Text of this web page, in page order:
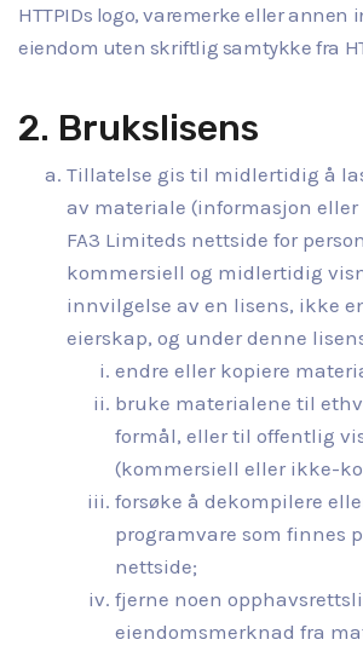
HTTPIDs logo, varemerke eller annen
eiendom uten skriftlig samtykke fra
2. Brukslisens
Tillatelse gis til midlertidig å
av materiale (informasjon eller
FA3 Limiteds nettside for
kommersiell og midlertidig
innvilgelse av en lisens, ikke
eierskap, og under denne
endre eller kopiere
bruke materialene til
formål, eller til offentlig
(kommersiell eller ikke-
forsøke å dekompilere
programvare som finnes
nettside;
fjerne noen
eiendomsmerknad fra